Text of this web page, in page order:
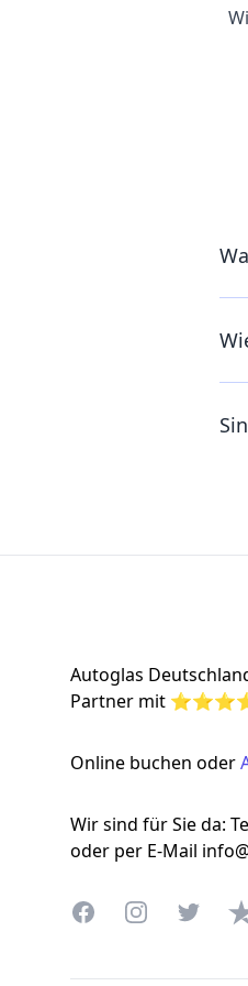
Autoglas
Partner mit
Online buchen oder
Wir sind für Sie da:
oder per E-Mail
FacebookInstagramTwitter